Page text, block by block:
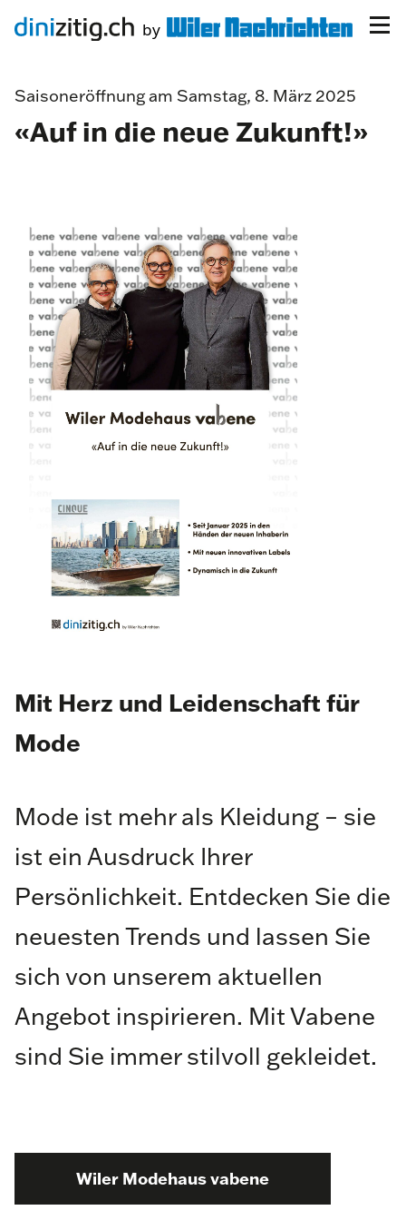
Saisoneröffnung am Samstag, 8. März 2025
«Auf in die neue Zukunft!»
Mit Herz und Leidenschaft für
Mode
Mode ist mehr als Kleidung – sie
ist ein Ausdruck Ihrer
Persönlichkeit. Entdecken Sie die
neuesten Trends und lassen Sie
sich von unserem aktuellen
Angebot inspirieren. Mit Vabene
sind Sie immer stilvoll gekleidet.
Wiler Modehaus vabene